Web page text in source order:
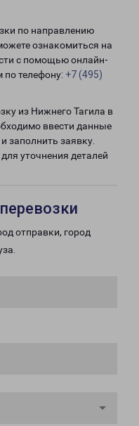
по направлению
ознакомиться на
с помощью онлайн-
по телефону: +7 (495)
из Нижнего Тагила в
ввести данные
заполнить заявку.
уточнения деталей
отправки, город